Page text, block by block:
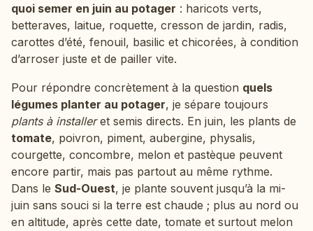
quoi semer en juin au potager : haricots verts,
betteraves, laitue, roquette, cresson de jardin, radis,
carottes d’été, fenouil, basilic et chicorées, à condition
d’arroser juste et de pailler vite.
Pour répondre concrètement à la question quels
légumes planter au potager, je sépare toujours
plants à installeret semis directs. En juin, les plants de
tomate, poivron, piment, aubergine, physalis,
courgette, concombre, melon et pastèque peuvent
encore partir, mais pas partout au même rythme.
Dans le Sud-Ouest, je plante souvent jusqu’à la mi-
juin sans souci si la terre est chaude ; plus au nord ou
en altitude, après cette date, tomate et surtout melon